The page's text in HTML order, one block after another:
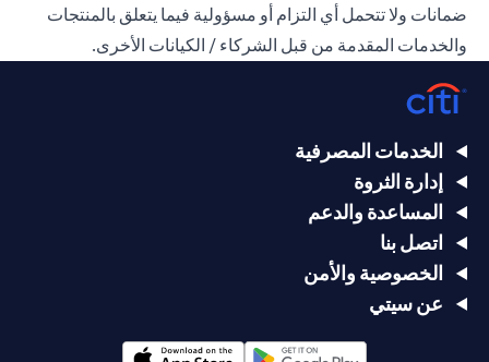
ضمانات ولا تتحمل أي التزام أو مسؤولية فيما يتعلق بالمنتجات
والخدمات المقدمة من قبل الشركاء / الكيانات الأخرى.
الخدمات المصرفية
إدارة الثروة
المساعدة والدعم
اتصل بنا
الخصوصية والأمن
عن سيتي